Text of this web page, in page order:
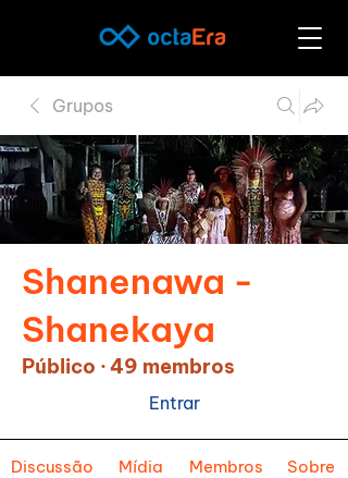
Grupos
Shanenawa -
Shanekaya
Público ·49 membros
Entrar
Discussão Mídia Membros Sobre